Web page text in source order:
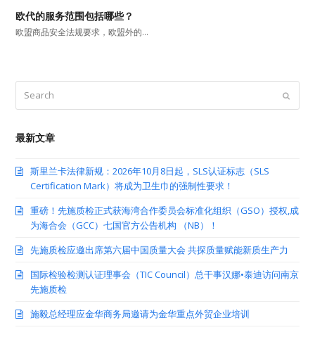
欧代的服务范围包括哪些？
欧盟商品安全法规要求，欧盟外的…
最新文章
斯里兰卡法律新规：2026年10月8日起，SLS认证标志（SLS
Certification Mark）将成为卫生巾的强制性要求！
重磅！先施质检正式获海湾合作委员会标准化组织（GSO）授权,成
为海合会（GCC）七国官方公告机构 （NB）！
先施质检应邀出席第六届中国质量大会 共探质量赋能新质生产力
国际检验检测认证理事会（TIC Council）总干事汉娜•泰迪访问南京
先施质检
施毅总经理应金华商务局邀请为金华重点外贸企业培训